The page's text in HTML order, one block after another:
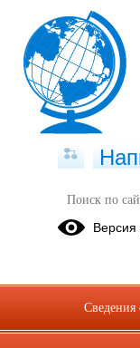
Питание
ревизорро"
Сведения